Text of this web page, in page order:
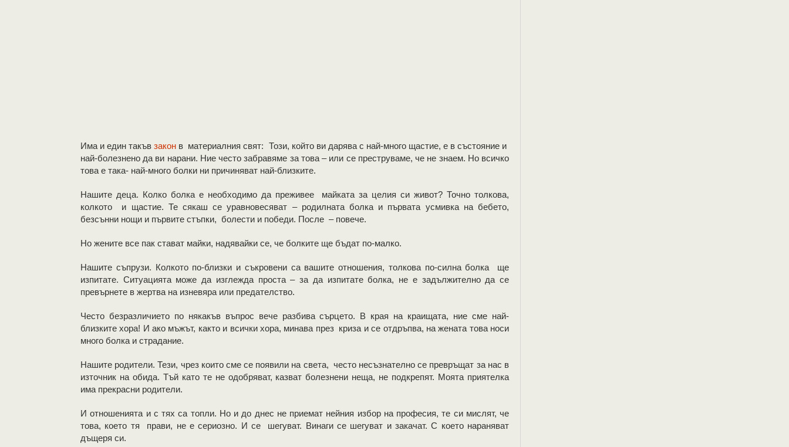
Има и един такъвзакон в материалния свят: Този, който ви дарява с най-много щастие, е в състояние и
най-болезнено да ви нарани. Ние често забравяме за това – или се преструваме, че не знаем. Но всичко
това е така- най-много болки ни причиняват най-близките.
Нашите деца. Колко болка е необходимо да преживее майката за целия си живот? Точно толкова,
колкото и щастие. Те сякаш се уравновесяват – родилната болка и първата усмивка на бебето,
безсънни нощи и първите стъпки, болести и победи. После – повече.
Но жените все пак стават майки, надявайки се, че болките ще бъдат по-малко.
Нашите съпрузи. Колкото по-близки и съкровени са вашите отношения, толкова по-силна болка ще
изпитате. Ситуацията може да изглежда проста – за да изпитате болка, не е задължително да се
превърнете в жертва на изневяра или предателство.
Често безразличието по някакъв въпрос вече разбива сърцето. В края на краищата, ние сме най-
близките хора! И ако мъжът, както и всички хора, минава през криза и се отдръпва, на жената това носи
много болка и страдание.
Нашите родители. Тези, чрез които сме се появили на света, често несъзнателно се превръщат за нас в
източник на обида. Тъй като те не одобряват, казват болезнени неща, не подкрепят. Моята приятелка
има прекрасни родители.
И отношенията и с тях са топли. Но и до днес не приемат нейния избор на професия, те си мислят, че
това, което тя прави, не е сериозно. И се шегуват. Винаги се шегуват и закачат. С което нараняват
дъщеря си.